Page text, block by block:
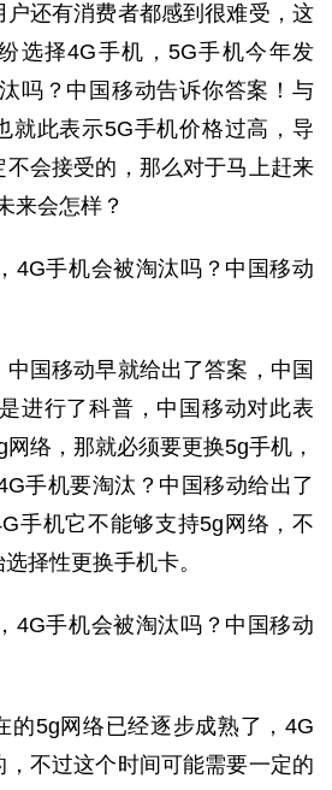
还有消费者都感到很难受，这
选择4G手机，5G手机今年发
吗？中国移动告诉你答案！与
就此表示5G手机价格过高，导
会接受的，那么对于马上赶来
来会怎样？
国移动早就给出了答案，中国
进行了科普，中国移动对此表
络，那就必须要更换5g手机，
手机要淘汰？中国移动给出了
手机它不能够支持5g网络，不
择性更换手机卡。
的5g网络已经逐步成熟了，4G
，不过这个时间可能需要一定的